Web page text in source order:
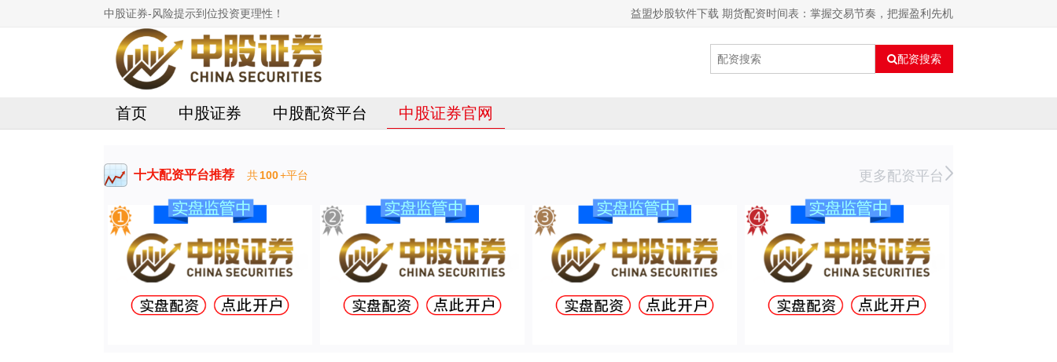
中股证券-风险提示到位投资更理性！ 益盟炒股软件下载 期货配资时间表：掌握交易节奏，把握盈利先机
配资搜索
首页 中股证券 中股配资平台 中股证券官网
十大配资平台推荐 共100+平台 更多配资平台